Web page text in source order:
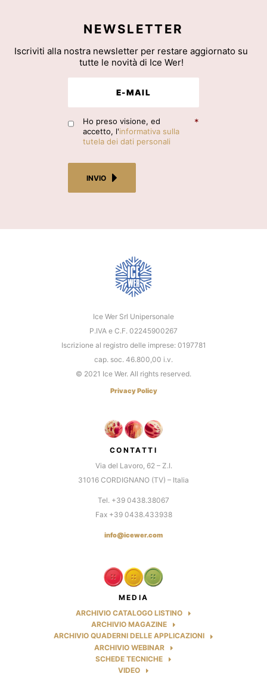
NEWSLETTER
Iscriviti alla nostra newsletter per restare aggiornato su
tutte le novità di Ice Wer!
Ho preso visione, ed
accetto, l'informativa sulla
tutela dei dati personali
*
INVIO
Ice Wer Srl Unipersonale
P.IVA e C.F. 02245900267
Iscrizione al registro delle imprese: 0197781
cap. soc. 46.800,00 i.v.
© 2021 Ice Wer. All rights reserved.
Privacy Policy
CONTATTI
Via del Lavoro, 62 – Z.I.
31016 CORDIGNANO (TV) – Italia
Tel. +39 0438.38067
Fax +39 0438.433938
info@icewer.com
MEDIA
ARCHIVIO CATALOGO LISTINO
ARCHIVIO MAGAZINE
ARCHIVIO QUADERNI DELLE APPLICAZIONI
ARCHIVIO WEBINAR
SCHEDE TECNICHE
VIDEO